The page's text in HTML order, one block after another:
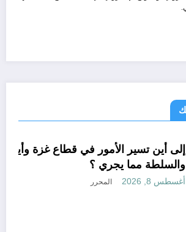
أحوال عربية
إلى أين